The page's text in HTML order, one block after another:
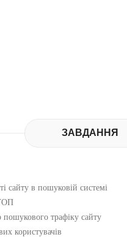
ЗАВДАННЯ
сайту в пошуковій системі
пошукового трафіку сайту
користувачів